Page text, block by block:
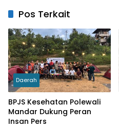
Pos Terkait
Daerah
BPJS Kesehatan Polewali
Mandar Dukung Peran
Insan Pers